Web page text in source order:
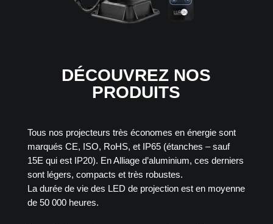
DÉCOUVREZ NOS
PRODUITS
Tous nos projecteurs très économes en énergie sont
marqués CE, ISO, RoHS, et IP65 (étanches – sauf
15E qui est IP20). En Alliage d’aluminium, ces derniers
sont légers, compacts et très robustes.
La durée de vie des LED de projection est en moyenne
de 50 000 heures.